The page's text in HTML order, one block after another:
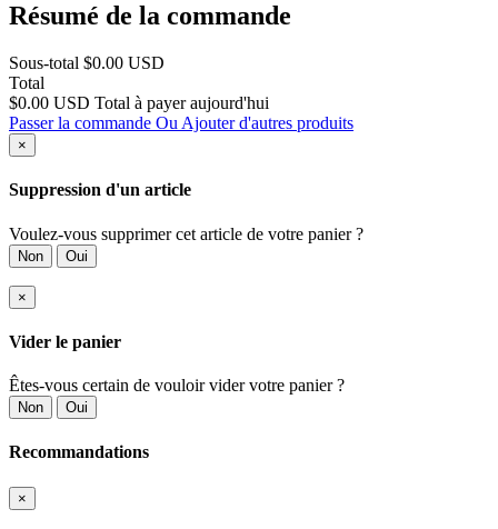
Résumé de la commande
Sous-total $0.00 USD
Total
$0.00 USD Total à payer aujourd'hui
Passer la commande Ou Ajouter d'autres produits
×
Suppression d'un article
Voulez-vous supprimer cet article de votre panier ?
Non Oui
×
Vider le panier
Êtes-vous certain de vouloir vider votre panier ?
Non Oui
Recommandations
×